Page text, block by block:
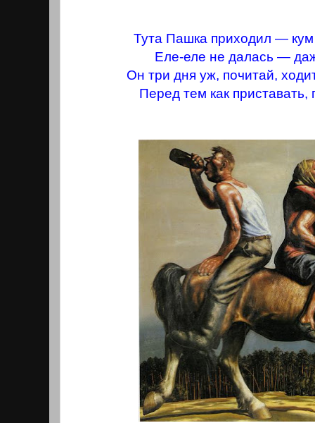
Тута Пашка приходил —
Еле-еле не далась —
Он три дня уж, почитай,
Перед тем как приставать,